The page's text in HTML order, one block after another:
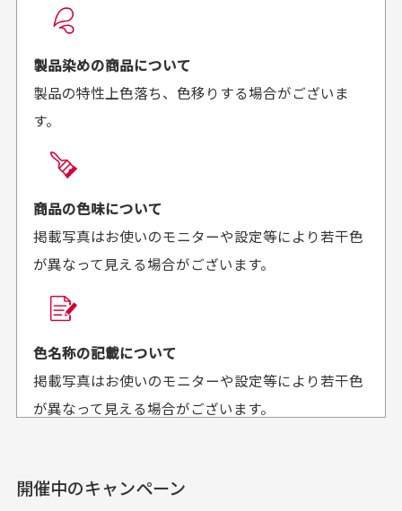
良かった！
がとうございます。丁寧
に梱包されていて、商品
の状態も良好でした。気
があればよろしくお願い
来ました。またお願いし
セールかつポイント
も使えて、お得に購
入出来ました
セールかつポイントも使
満足です。
おります
欲しかったスカートが購
お届け希望日時をご指定頂けます。
ご注文時にご指定下さい。
商品の受け渡しは、ゆうパックでの配送のみとさせて
頂いております。
商品購入からどれくらいで発送してもらえます
か？
平日午前9時までのご注文で最短当日発送させて頂いて
せて頂いております。
送料はいくらかかりますか？
製品染めの商品について
製品の特性上色落ち、色移りする場合がございま
す。
商品の色味について
掲載写真はお使いのモニターや設定等により若干色
が異なって見える場合がございます。
色名称の記載について
掲載写真はお使いのモニターや設定等により若干色
が異なって見える場合がございます。
実寸サイズについて
開催中のキャンペーン